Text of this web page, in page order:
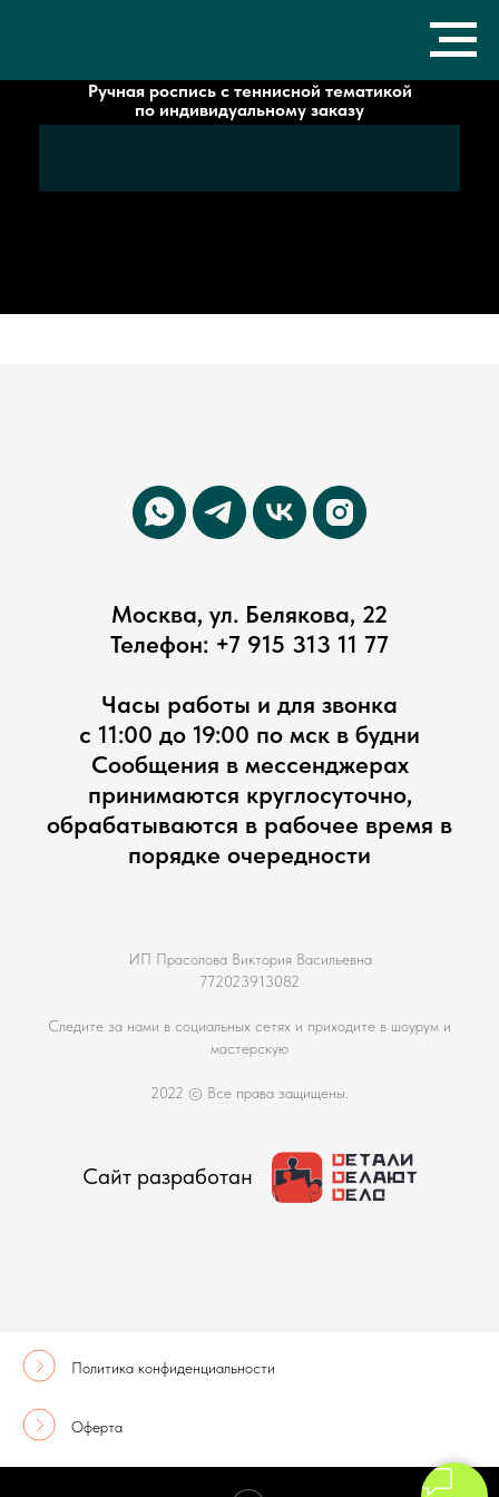
Ручная роспись с теннисной тематикой
по индивидуальному заказу
Москва, ул. Белякова, 22
Телефон: +7 915 313 11 77
Часы работы и для звонка
с 11:00 до 19:00 по мск в будни
Сообщения в мессенджерах
принимаются круглосуточно,
обрабатываются в рабочее время в
порядке очередности
ИП Прасолова Виктория Васильевна
772023913082
Следите за нами в социальных сетях и приходите в шоурум и
мастерскую
2022 © Все права защищены.
Сайт разработан
Политика конфиденциальности
Оферта